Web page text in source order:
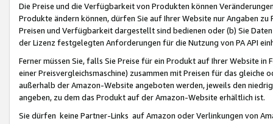
Die Preise und die Verfügbarkeit von Produkten können
Produkte ändern können, dürfen Sie auf Ihrer Website nur Angaben
Preisen und Verfügbarkeit dargestellt sind bedienen oder (b) Sie
der Lizenz festgelegten Anforderungen für die Nutzung von PA API
Ferner müssen Sie, falls Sie Preise für ein Produkt auf Ihrer Website
einer Preisvergleichsmaschine) zusammen mit Preisen für das
außerhalb der Amazon-Website angeboten werden, jeweils den
angeben, zu dem das Produkt auf der Amazon-Website erhältlich ist.
Sie dürfen keine Partner-Links auf Amazon oder Verlinkungen von